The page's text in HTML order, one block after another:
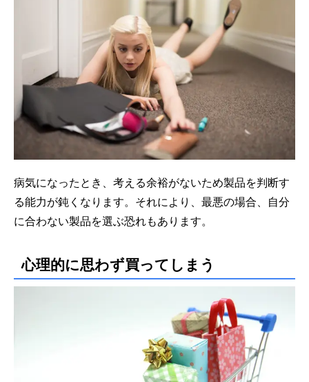
病気になったとき、考える余裕がないため製品を判断す
る能力が鈍くなります。それにより、最悪の場合、自分
に合わない製品を選ぶ恐れもあります。
心理的に思わず買ってしまう